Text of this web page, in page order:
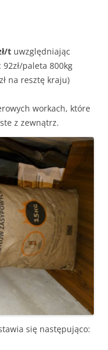
t uwzględniając
paleta 800kg
na resztę kraju)
workach, które
z zewnątrz.
się następująco: